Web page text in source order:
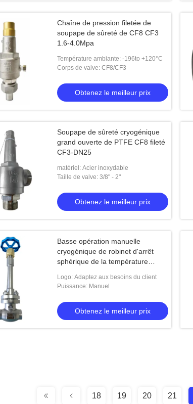
à tige longue
meilleur prix
Connexion cryogénique de soudure de
tige de short d'acier inoxydable de
Obtenez le meilleur prix
Chaîne de pression filetée de
soupape de sûreté de CF8 CF3
1.6-4.0Mpa
Température ambiante: -196to +120°C
Corps de valve: CF8/CF3
Obtenez le meilleur prix
Soupape de sûreté cryogénique
grand ouverte de PTFE CF8 fileté
CF3-DN25
matériel: Acier inoxydable
Taille de valve: 3/8" - 2"
Obtenez le meilleur prix
Basse opération manuelle
cryogénique de robinet d'arrêt
sphérique de la température
Logo: Adaptez aux besoins du client
Puissance: Manuel
Obtenez le meilleur prix
18 19 20 21